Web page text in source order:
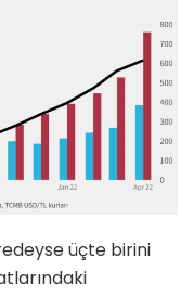
üçte birini